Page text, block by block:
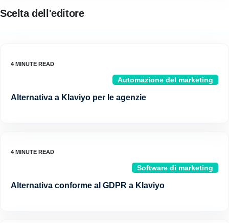
Scelta dell'editore
Automazione del marketing
Alternativa a Klaviyo per le agenzie
Software di marketing
Alternativa conforme al GDPR a Klaviyo